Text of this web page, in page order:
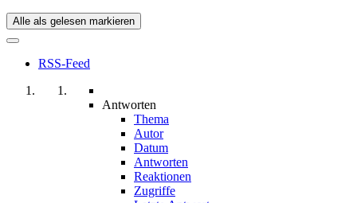
Alle als gelesen markieren
RSS-Feed
Antworten
Thema
Autor
Datum
Antworten
Reaktionen
Zugriffe